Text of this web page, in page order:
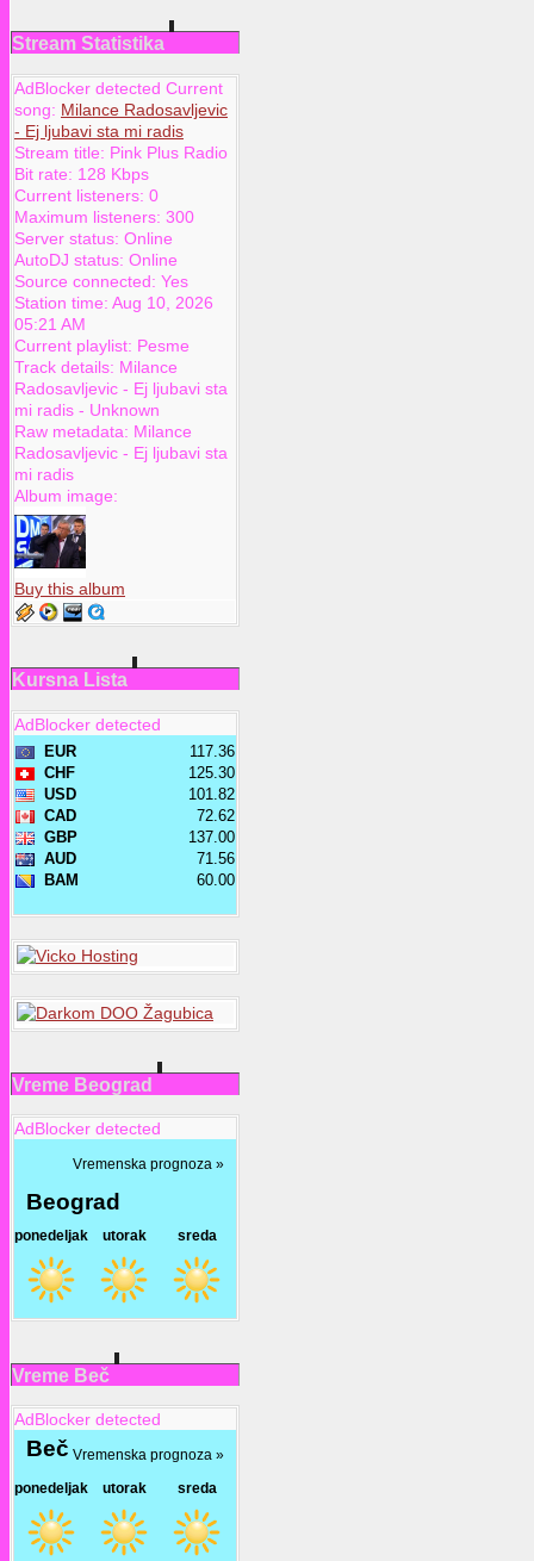
Stream Statistika
AdBlocker detected Current
song: Milance Radosavljevic
- Ej ljubavi sta mi radis
Stream title: Pink Plus Radio
Bit rate: 128 Kbps
Current listeners: 0
Maximum listeners: 300
Server status: Online
AutoDJ status: Online
Source connected: Yes
Station time: Aug 10, 2026
05:21 AM
Current playlist: Pesme
Track details: Milance
Radosavljevic - Ej ljubavi sta
mi radis - Unknown
Raw metadata: Milance
Radosavljevic - Ej ljubavi sta
mi radis
Album image:
Buy this album
Kursna Lista
AdBlocker detected
Vreme Beograd
AdBlocker detected
Vreme Beč
AdBlocker detected